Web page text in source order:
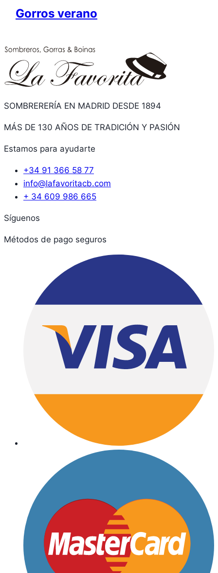
Gorros verano
SOMBRERERÍA EN MADRID DESDE 1894
MÁS DE 130 AÑOS DE TRADICIÓN Y PASIÓN
Estamos para ayudarte
+34 91 366 58 77
info@lafavoritacb.com
+ 34 609 986 665
Síguenos
Métodos de pago seguros